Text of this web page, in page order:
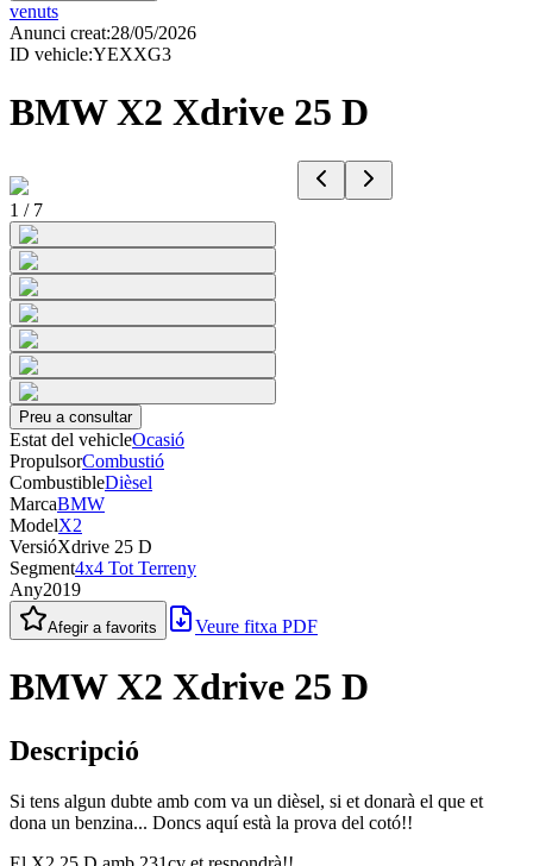
venuts
Anunci creat:28/05/2026
ID vehicle:YEXXG3
BMW X2 Xdrive 25 D
1 / 7
Preu a consultar
Estat del vehicleOcasió
PropulsorCombustió
CombustibleDièsel
MarcaBMW
ModelX2
VersióXdrive 25 D
Segment4x4 Tot Terreny
Any2019
Afegir a favorits Veure fitxa PDF
BMW X2 Xdrive 25 D
Descripció
Si tens algun dubte amb com va un dièsel, si et donarà el que et
dona un benzina... Doncs aquí està la prova del cotó!!